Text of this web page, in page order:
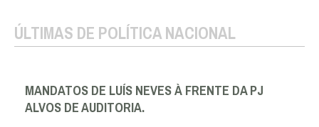
ÚLTIMAS DE POLÍTICA NACIONAL
MANDATOS DE LUÍS NEVES À FRENTE DA PJ
ALVOS DE AUDITORIA.